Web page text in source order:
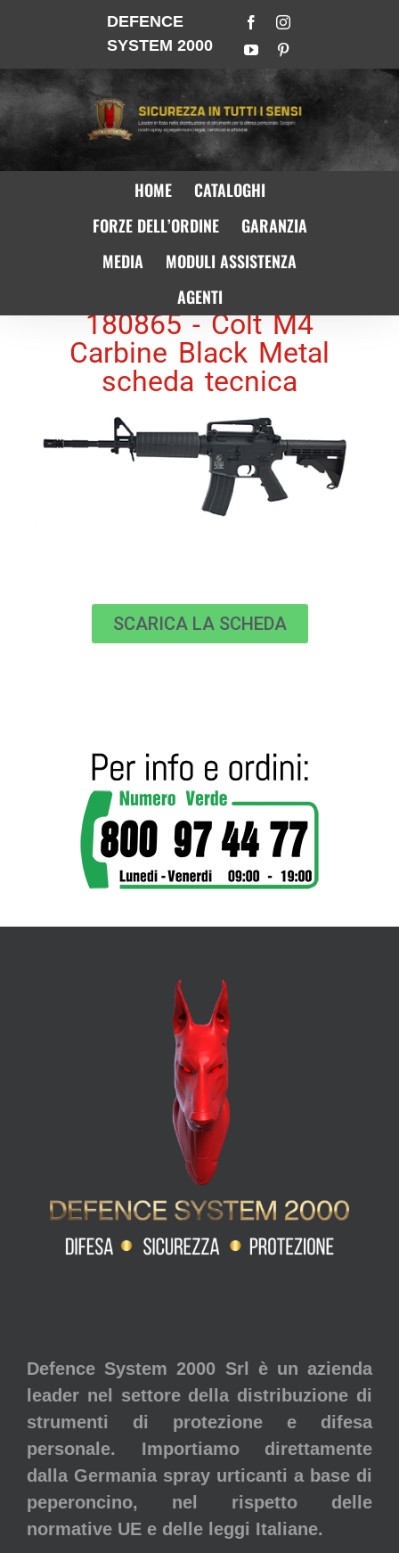
DEFENCE
SYSTEM 2000
HOME
CATALOGHI
FORZE DELL’ORDINE
GARANZIA
MEDIA
MODULI ASSISTENZA
AGENTI
180865 - Colt M4
Carbine Black Metal
scheda tecnica
SCARICA LA SCHEDA
Defence System 2000 Srl è un azienda
leader nel settore della distribuzione di
strumenti di protezione e difesa
personale. Importiamo direttamente
dalla Germania spray urticanti a base di
peperoncino, nel rispetto delle
normative UE e delle leggi Italiane.